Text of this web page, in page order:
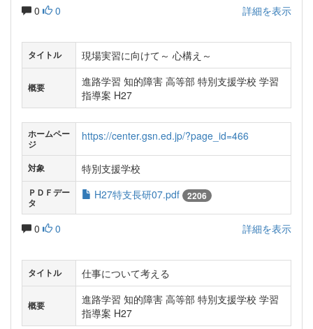
0 0 詳細を表示
タイトル 現場実習に向けて～ 心構え～
概要
進路学習 知的障害 高等部 特別支援学校 学習
指導案 H27
ホームペー
ジ
https://center.gsn.ed.jp/?page_id=466
対象 特別支援学校
ＰＤＦデー
タ
H27特支長研07.pdf 2206
0 0 詳細を表示
タイトル 仕事について考える
概要
進路学習 知的障害 高等部 特別支援学校 学習
指導案 H27